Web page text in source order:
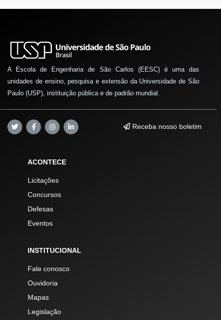
A Escola de Engenharia de São Carlos (EESC) é uma das
unidades de ensino, pesquisa e extensão da Universidade de São
Paulo (USP), instituição pública e de padrão mundial.
Receba nosso boletim
ACONTECE
Licitações
Concursos
Defesas
Eventos
INSTITUCIONAL
Fale conosco
Ouvidoria
Mapas
Legislação